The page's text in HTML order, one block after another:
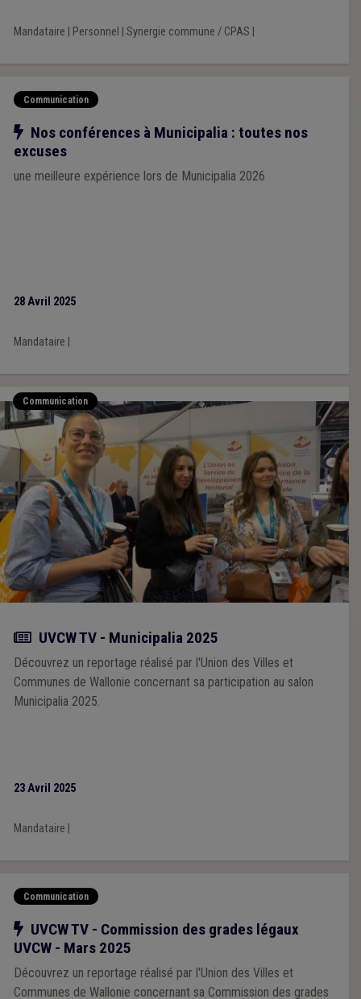
Mandataire Personnel Synergie commune / CPAS
Communication
Notre action
Nos conférences à Municipalia : toutes nos
excuses
une meilleure expérience lors de Municipalia 2026
28 Avril 2025
Mandataire
Communication
Actualité
UVCW TV - Municipalia 2025
Découvrez un reportage réalisé par l'Union des Villes et
Communes de Wallonie concernant sa participation au salon
Municipalia 2025.
23 Avril 2025
Mandataire
Communication
Notre action
UVCW TV - Commission des grades légaux
UVCW - Mars 2025
Découvrez un reportage réalisé par l'Union des Villes et
Communes de Wallonie concernant sa Commission des grades